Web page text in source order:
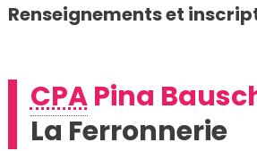
Renseignements et
CPAPina
La Ferronnerie